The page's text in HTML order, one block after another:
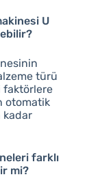
U
türü
faktörlere
otomatik
kadar
farklı
mi?